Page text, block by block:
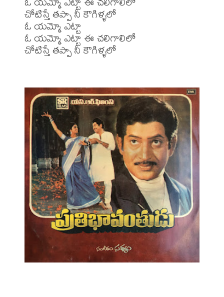
చోటిస్తే తప్పా నీ కౌగిళ్ళలో
ఓ యమ్మో ఎట్టా
ఓ యమ్మో ఎట్టా ఈ చలిగాలిలో
చోటిస్తే తప్పా నీ కౌగిళ్ళలో